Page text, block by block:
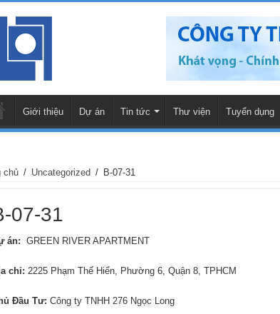
Giới thiệu Dự án Tin tức Thư viện Tuyển dụng
chủ / Uncategorized / B-07-31
07-31
án: GREEN RIVER APARTMENT
chỉ: 2225 Phạm Thế Hiển, Phường 6, Quận 8, TPHCM
Đầu Tư: Công ty TNHH 276 Ngọc Long